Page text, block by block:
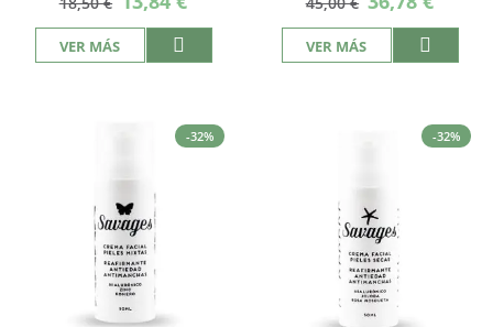
especial
VER MÁS
especial
VER MÁS
-32% -32%